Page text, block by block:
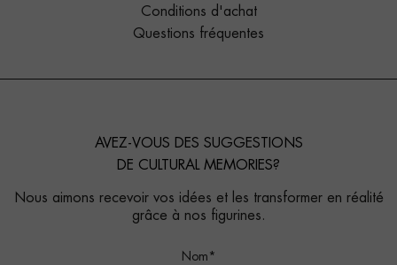
Conditions d'achat
Questions fréquentes
AVEZ-VOUS DES SUGGESTIONS
DE CULTURAL MEMORIES?
Nous aimons recevoir vos idées et les transformer en réalité
grâce à nos figurines.
Nom*